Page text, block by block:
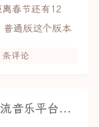
春节还有12
普通版这个版本
评论
最新教程：使用UnlockMusic解锁主流音乐平台VIP歌曲的加密保护